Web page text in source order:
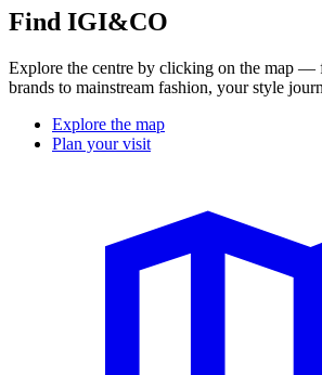
Find IGI&CO
Explore the centre by clicking on the map —
brands to mainstream fashion, your style
Explore the map
Plan your visit